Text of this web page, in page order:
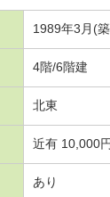
1989年3月(
4階/6階建
北東
近有 10,000円
あり